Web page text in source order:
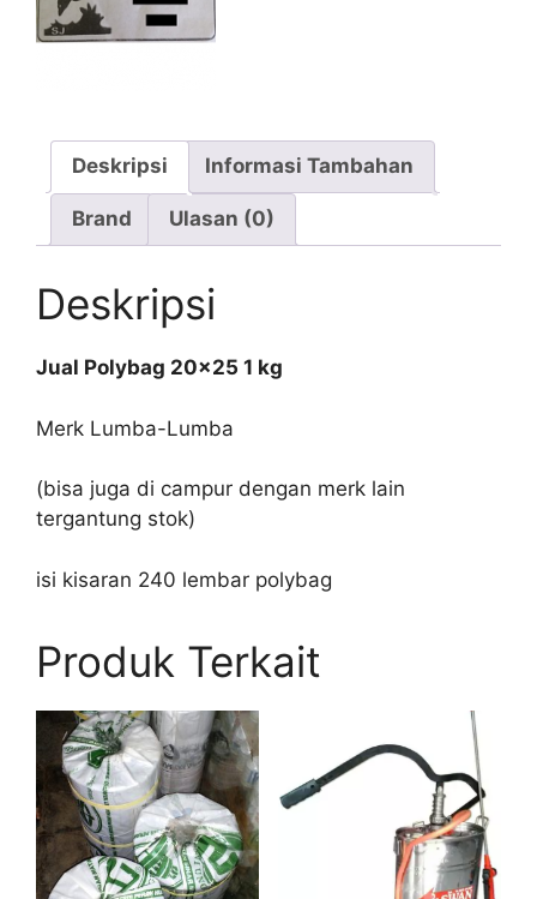
Deskripsi Informasi Tambahan
Brand Ulasan (0)
Deskripsi
Jual Polybag 20×25 1 kg
Merk Lumba-Lumba
(bisa juga di campur dengan merk lain
tergantung stok)
isi kisaran 240 lembar polybag
Produk Terkait